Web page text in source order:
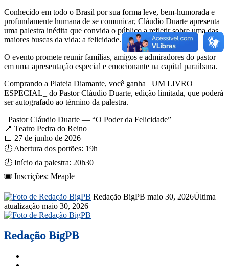
Conhecido em todo o Brasil por sua forma leve, bem-humorada e
profundamente humana de se comunicar, Cláudio Duarte apresenta
uma palestra inédita que convida o público a refletir sobre uma das
maiores buscas da vida: a felicidade.
O evento promete reunir famílias, amigos e admiradores do pastor
em uma apresentação especial e emocionante na capital paraibana.
Comprando a Plateia Diamante, você ganha _UM LIVRO
ESPECIAL_ do Pastor Cláudio Duarte, edição limitada, que poderá
ser autografado ao término da palestra.
_Pastor Cláudio Duarte — “O Poder da Felicidade”_
📍 Teatro Pedra do Reino
📅 27 de junho de 2026
🕖 Abertura dos portões: 19h
🕗 Início da palestra: 20h30
🎟️ Inscrições: Meaple
Redação BigPB Mande
maio 30, 2026Última
atualização maio 30, 2026
Redação BigPB